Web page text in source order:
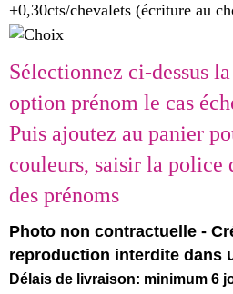
+0,30cts/chevalets (écriture au
Sélectionnez ci-dessus
option prénom le cas
Puis ajoutez au panier
couleurs, saisir la police
des prénoms
Photo non contractuelle -
reproduction interdite dans
Délais de livraison: minimum 6